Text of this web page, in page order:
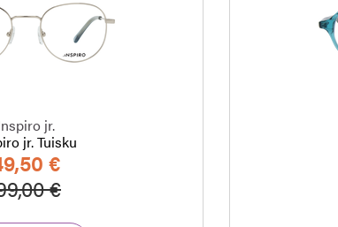
jr.
jr. Tuisku
€
alennettu
€Alennettu hinta